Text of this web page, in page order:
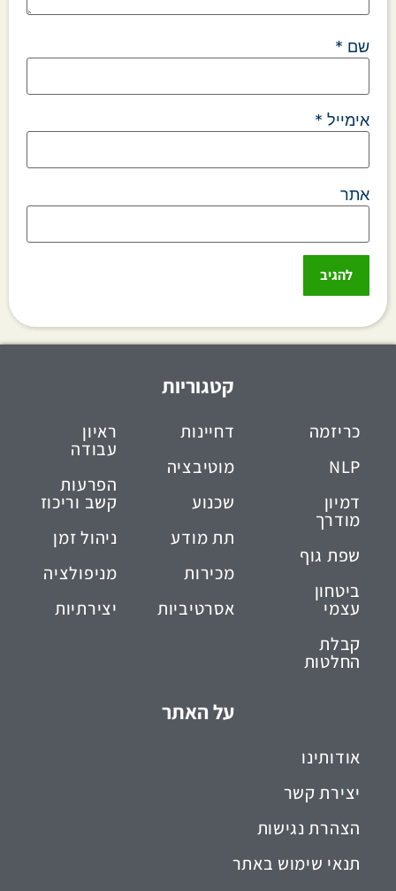
שם *
אימייל *
אתר
קטגוריות
כריזמה
NLP
דמיון
מודרך
שפת גוף
ביטחון
עצמי
קבלת
החלטות
דחיינות
מוטיבציה
שכנוע
תת מודע
מכירות
אסרטיביות
ראיון
עבודה
הפרעות
קשב וריכוז
ניהול זמן
מניפולציה
יצירתיות
על האתר
אודותינו
יצירת קשר
הצהרת נגישות
תנאי שימוש באתר